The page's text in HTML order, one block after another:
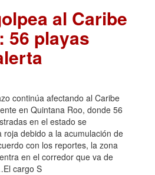
al Caribe
56 playas
continúa afectando al Caribe
en Quintana Roo, donde 56
en el estado se
debido a la acumulación de
con los reportes, la zona
en el corredor que va de
cargo S